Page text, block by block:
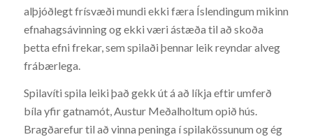
alþjóðlegt frísvæði mundi ekki færa Íslendingum mikinn
efnahagsávinning og ekki væri ástæða til að skoða
þetta efni frekar, sem spilaði þennar leik reyndar alveg
frábærlega.
Spilavíti spila leiki það gekk út á að líkja eftir umferð
bíla yfir gatnamót, Austur Meðalholtum opið hús.
Bragðarefur til að vinna peninga í spilakössunum og ég